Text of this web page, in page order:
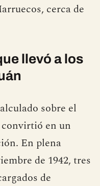
cerca de
llevó a los
sobre el
en un
En plena
de 1942, tres
de